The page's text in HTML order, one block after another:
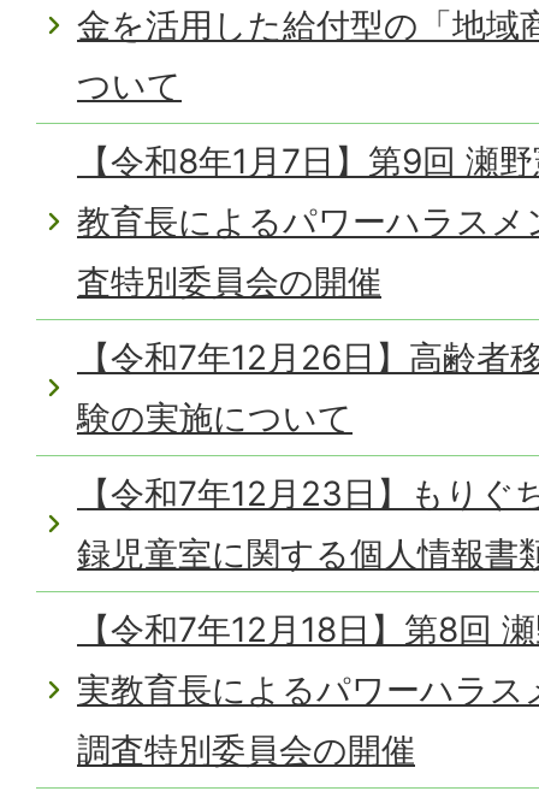
金を活用した給付型の「地域
ついて
【令和8年1月7日】第9回 瀬
教育長によるパワーハラス
査特別委員会の開催
【令和7年12月26日】高齢者
験の実施について
【令和7年12月23日】もりぐ
録児童室に関する個人情報書
【令和7年12月18日】第8回
実教育長によるパワーハラ
調査特別委員会の開催